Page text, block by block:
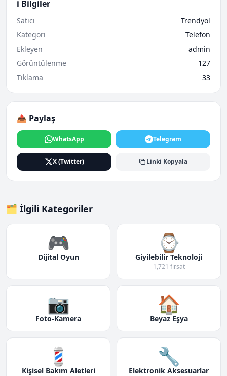
ℹ️ Bilgiler
Satıcı
Trendyol
Kategori
Telefon
Ekleyen
admin
Görüntülenme
127
Tıklama
33
📤 Paylaş
WhatsApp Telegram
X (Twitter) Linki Kopyala
🗂️ İlgili Kategoriler
🎮
Dijital Oyun
⌚
Giyilebilir Teknoloji
1,721 fırsat
📷
Foto-Kamera
🏠
Beyaz Eşya
💈
Kişisel Bakım Aletleri
🔧
Elektronik Aksesuarlar